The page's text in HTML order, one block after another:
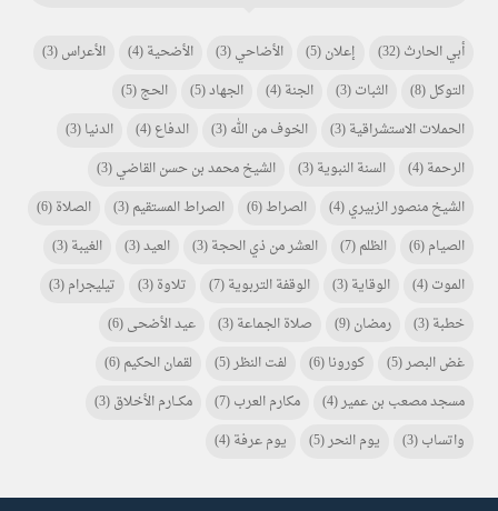
أبي الحارث(32) إعلان(5) الأضاحي(3) الأضحية(4) الأعراس(3)
التوكل(8) الثبات(3) الجنة(4) الجهاد(5) الحج(5)
الحملات الاستشراقية(3) الخوف من الله(3) الدفاع(4) الدنيا(3)
الرحمة(4) السنة النبوية(3) الشيخ محمد بن حسن القاضي(3)
الشيخ منصور الزبيري(4) الصراط(6) الصراط المستقيم(3) الصلاة(6)
الصيام(6) الظلم(7) العشر من ذي الحجة(3) العيد(3) الغيبة(3)
الموت(4) الوقاية(3) الوقفة التربوية(7) تلاوة(3) تيليجرام(3)
خطبة(3) رمضان(9) صلاة الجماعة(3) عيد الأضحى(6)
غض البصر(5) كورونا(6) لفت النظر(5) لقمان الحكيم(6)
مسجد مصعب بن عمير(4) مكارم العرب(7) مكـــارم الأخلاق(3)
واتساب(3) يوم النحر(5) يوم عرفة(4)